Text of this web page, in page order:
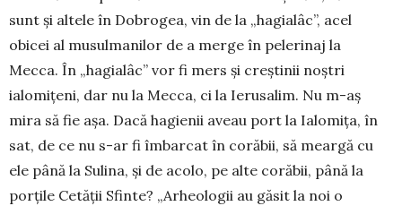
sunt și altele în Dobrogea, vin de la „hagialâc”, acel
obicei al musulmanilor de a merge în pelerinaj la
Mecca. În „hagia­lâc” vor fi mers și creș­­tinii noș­tri
ialomițeni, dar nu la Mecca, ci la Ierusalim. Nu m-aș
mira să fie așa. Dacă ha­gie­nii aveau port la Ialomița, în
sat, de ce nu s-ar fi îmbarcat în corăbii, să meargă cu
ele până la Sulina, și de acolo, pe alte corăbii, până la
porțile Cetății Sfinte? „Arheo­logii au găsit la noi o